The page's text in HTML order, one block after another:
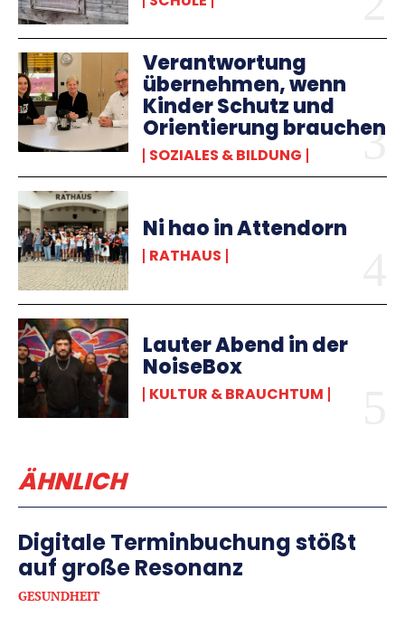
Verantwortung
übernehmen, wenn
Kinder Schutz und
Orientierung brauchen
SOZIALES & BILDUNG
Ni hao in Attendorn
RATHAUS
Lauter Abend in der
NoiseBox
KULTUR & BRAUCHTUM
ÄHNLICH
Digitale Terminbuchung stößt
auf große Resonanz
GESUNDHEIT